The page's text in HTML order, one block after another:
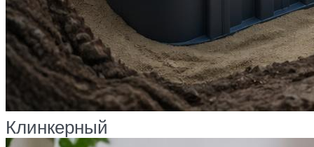
Клинкерный